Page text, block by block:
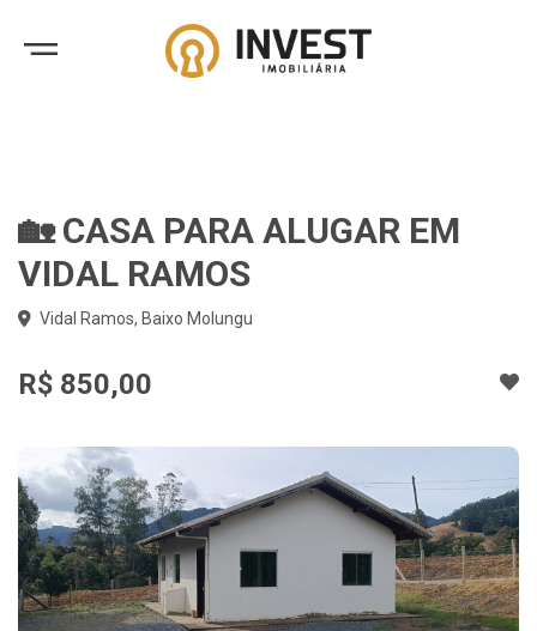
🏡 CASA PARA ALUGAR EM
VIDAL RAMOS
Vidal Ramos, Baixo Molungu
R$ 850,00